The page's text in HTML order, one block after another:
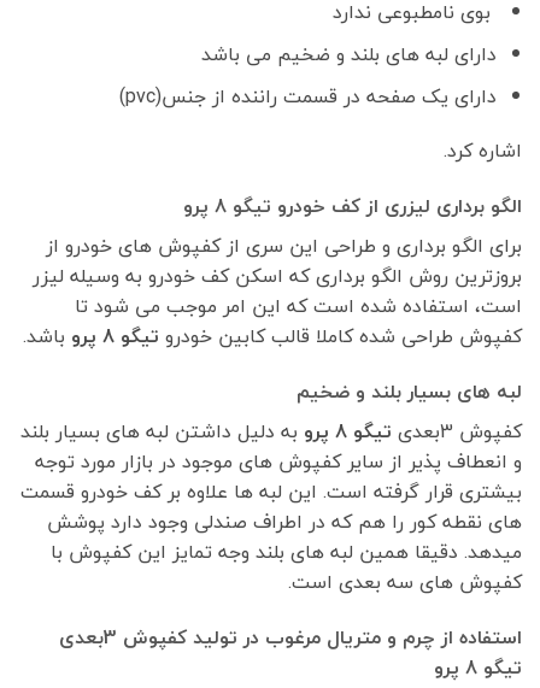
بوی نامطبوعی ندارد
دارای لبه های بلند و ضخیم می باشد
دارای یک صفحه در قسمت راننده از جنس(pvc)
اشاره کرد.
الگو برداری لیزری از کف خودرو تیگو 8 پرو
برای الگو برداری و طراحی این سری از کفپوش های خودرو از
بروزترین روش الگو برداری که اسکن کف خودرو به وسیله لیزر
است، استفاده شده است که این امر موجب می شود تا
کفپوش طراحی شده کاملا قالب کابین خودرو تیگو 8 پرو
باشد.
لبه های بسیار بلند و ضخیم
کفپوش 3بعدی
تیگو 8 پرو
به دلیل داشتن لبه های بسیار بلند
و انعطاف پذیر از سایر کفپوش های موجود در بازار مورد توجه
بیشتری قرار گرفته است. این لبه ها علاوه بر کف خودرو قسمت
های نقطه کور را هم که در اطراف صندلی وجود دارد پوشش
میدهد. دقیقا همین لبه های بلند وجه تمایز این کفپوش با
کفپوش های سه بعدی است.
استفاده از چرم و متریال مرغوب در تولید کفپوش 3بعدی
تیگو 8 پرو